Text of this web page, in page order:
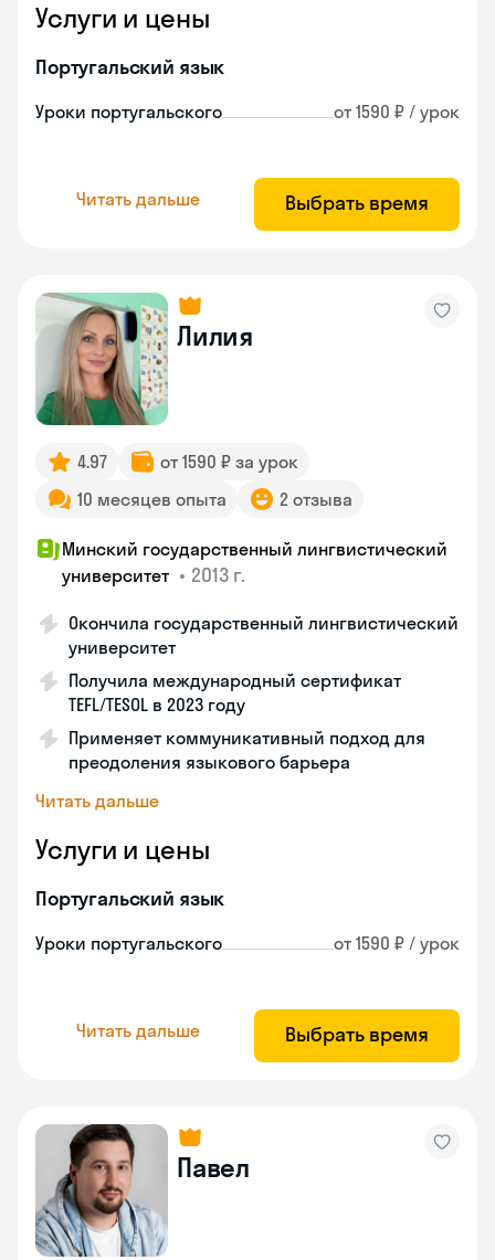
Услуги и цены
Португальский язык
Уроки португальского от 1590 ₽ / урок
Читать дальше Выбрать время
Лилия
4.97
от 1590 ₽ за урок
10 месяцев опыта
2 отзыва
Минский государственный лингвистический
университет • 2013 г.
Окончила государственный лингвистический
университет
Получила международный сертификат
TEFL/TESOL в 2023 году
Применяет коммуникативный подход для
преодоления языкового барьера
Читать дальше
Услуги и цены
Португальский язык
Уроки португальского от 1590 ₽ / урок
Читать дальше Выбрать время
Павел